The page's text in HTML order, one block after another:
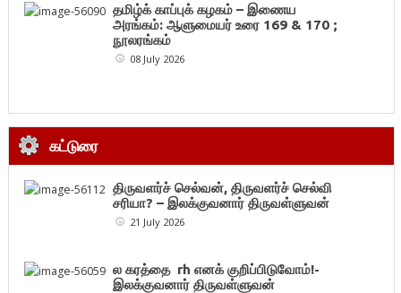
தமிழ்க் காப்புக் கழகம் – இணைய
அரங்கம்: ஆளுமையர் உரை 169 & 170 ;
நூலரங்கம்
08 July 2026
கட்டுரை
திருவளர்ச் செல்வன், திருவளர்ச் செல்வி
சரியா? – இலக்குவனார் திருவள்ளுவன்
21 July 2026
ல கரத்தை rh எனக் குறிப்பிடுவோம்!-
இலக்குவனார் திருவள்ளுவன்